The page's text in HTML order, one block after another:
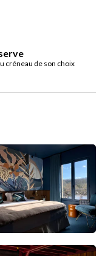
créneau de son choix